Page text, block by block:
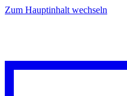
Zum Hauptinhalt wechseln